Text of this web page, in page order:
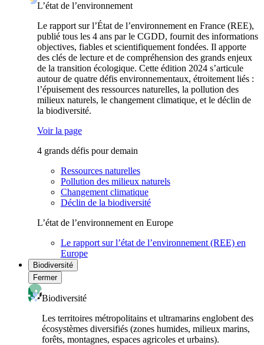
L’état de l’environnement
Le rapport sur l’État de l’environnement en France (REE),
publié tous les 4 ans par le CGDD, fournit des informations
objectives, fiables et scientifiquement fondées. Il apporte
des clés de lecture et de compréhension des grands enjeux
de la transition écologique. Cette édition 2024 s’articule
autour de quatre défis environnementaux, étroitement liés :
l’épuisement des ressources naturelles, la pollution des
milieux naturels, le changement climatique, et le déclin de
la biodiversité.
Voir la page
4 grands défis pour demain
Ressources naturelles
Pollution des milieux naturels
Changement climatique
Déclin de la biodiversité
L’état de l’environnement en Europe
Le rapport sur l’état de l’environnement (REE) en
Europe
Biodiversité
Fermer
Biodiversité
Les territoires métropolitains et ultramarins englobent des
écosystèmes diversifiés (zones humides, milieux marins,
forêts, montagnes, espaces agricoles et urbains).